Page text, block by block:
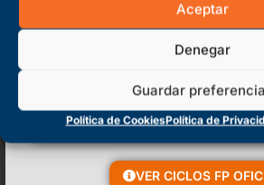
Aceptar
Denegar
Guardar
Política de CookiesPolítica de
¿Cómo
estudios de
Universitarios
Profesor de
Física?
VER CICLOS FP